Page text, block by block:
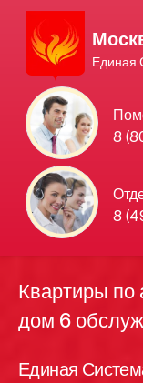
Единая
8
8
Единая
нового
Квартиры по
дом 6
Единая